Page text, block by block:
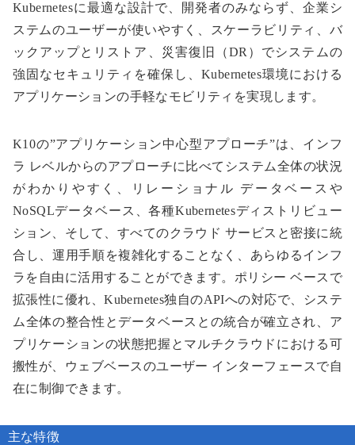
Kubernetesに最適な設計で、開発者のみならず、企業シ
ステムのユーザーが使いやすく、スケーラビリティ、バ
ックアップとリストア、災害復旧（DR）でシステムの
強固なセキュリティを確保し、Kubernetes環境における
アプリケーションの手軽なモビリティを実現します。
K10の”アプリケーション中心型アプローチ”は、インフ
ラ レベルからのアプローチに比べてシステム全体の状況
がわかりやすく、リレーショナル データベースや
NoSQLデータベース、各種Kubernetesディストリビュー
ション、そして、すべてのクラウド サービスと密接に統
合し、運用手順を複雑化することなく、あらゆるインフ
ラを自由に活用することができます。ポリシー ベースで
拡張性に優れ、Kubernetes独自のAPIへの対応で、システ
ム全体の整合性とデータベースとの統合が確立され、ア
プリケーションの状態把握とマルチクラウドにおける可
搬性が、ウェブベースのユーザー インターフェースで自
在に制御できます。
主な特徴